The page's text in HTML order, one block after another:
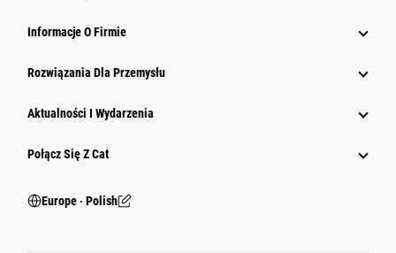
Informacje O Firmie
Rozwiązania Dla Przemysłu
Aktualności I Wydarzenia
Połącz Się Z Cat
Europe ‧ Polish